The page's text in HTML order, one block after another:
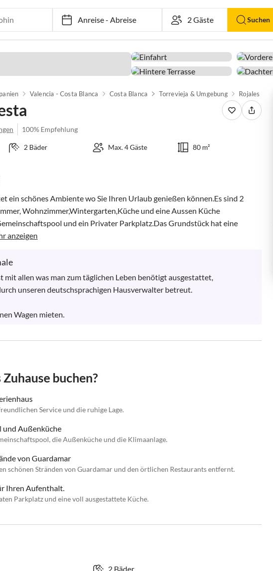
Anreise-Abreise Suchen
Valencia - Costa Blanca Costa Blanca Torrevieja & Umgebung Rojales
100% Empfehlung
2 Bäder Max. 4 Gäste 80 m²
ein schönes Ambiente wo Sie Ihren Urlaub genießen können.Es sind 2
Wohnzimmer,Wintergarten,Küche und eine Aussen Küche
und ein Privater Parkplatz.Das Grundstück hat eine
anzeigen
mit allen was man zum täglichen Leben benötigt ausgestattet,
unseren deutschsprachigen Hausverwalter betreut.
Wagen mieten.
buchen?
Service und die ruhige Lage.
und Außenküche
die Außenküche und die Klimaanlage.
von Guardamar
schönen Stränden von Guardamar und den örtlichen Restaurants entfernt.
Ihren Aufenthalt.
Parkplatz und eine voll ausgestattete Küche.
2 Bäder